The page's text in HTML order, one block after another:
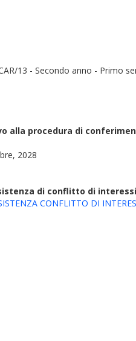
13 - Secondo anno - Primo
alla procedura di
2028
di conflitto di
CONFLITTO DI